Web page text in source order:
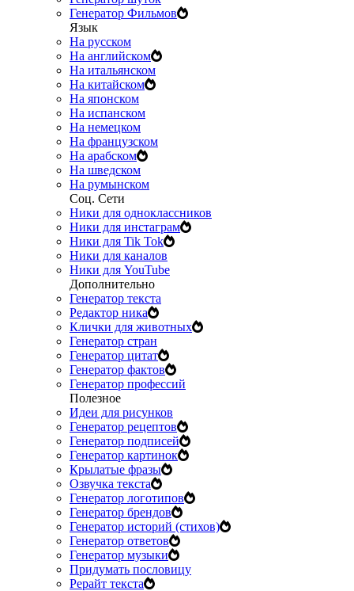
Генератор Фильмов
Язык
На русском
На английском
На итальянском
На китайском
На японском
На испанском
На немецком
На французском
На арабском
На шведском
На румынском
Соц. Сети
Ники для одноклассников
Ники для инстаграм
Ники для Tik Tok
Ники для каналов
Ники для YouTube
Дополнительно
Генератор текста
Редактор ника
Клички для животных
Генератор стран
Генератор цитат
Генератор фактов
Генератор профессий
Полезное
Идеи для рисунков
Генератор рецептов
Генератор подписей
Генератор картинок
Крылатые фразы
Озвучка текста
Генератор логотипов
Генератор брендов
Генератор историй (стихов)
Генератор ответов
Генератор музыки
Придумать пословицу
Рерайт текста